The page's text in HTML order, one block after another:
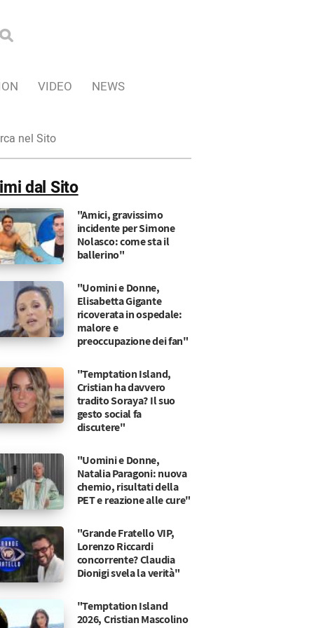
VIDEO NEWS
il cavaliere per vivere
dal Sito
"Amici, gravissimo
incidente per Simone
Nolasco: come sta il
ballerino"
"Uomini e Donne,
Elisabetta Gigante
ricoverata in ospedale:
malore e
preoccupazione dei fan"
"Temptation Island,
Cristian ha davvero
tradito Soraya? Il suo
gesto social fa
discutere"
"Uomini e Donne,
Natalia Paragoni: nuova
chemio, risultati della
PET e reazione alle cure"
"Grande Fratello VIP,
Lorenzo Riccardi
concorrente? Claudia
Dionigi svela la verità"
"Temptation Island
2026, Cristian Mascolino